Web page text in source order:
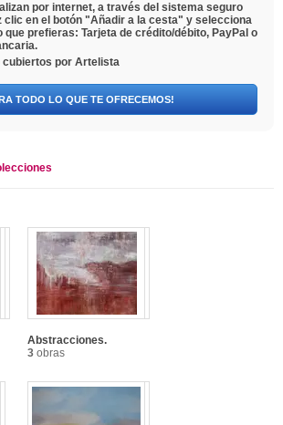
por internet, a través del sistema seguro
clic en el botón "Añadir a la cesta" y selecciona
que prefieras: Tarjeta de crédito/débito, PayPal o
cubiertos por Artelista
TODO LO QUE TE OFRECEMOS!
Abstracciones.
3 obras